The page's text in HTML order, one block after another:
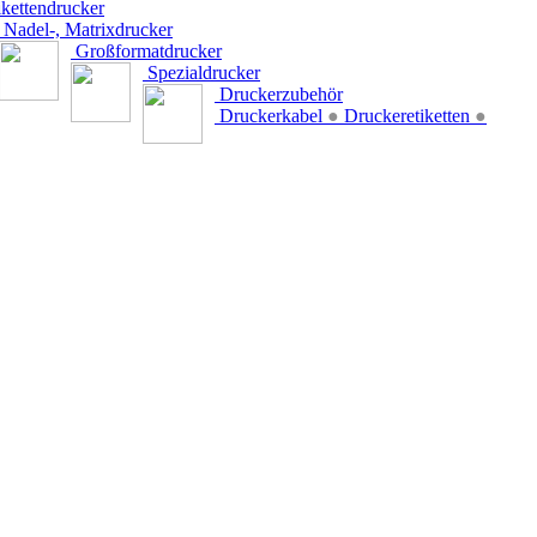
Nadel-, Matrixdrucker
Großformatdrucker
Spezialdrucker
Druckerzubehör
Druckerkabel ● Druckeretiketten ●